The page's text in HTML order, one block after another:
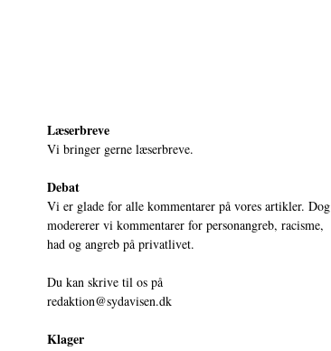
Læserbreve
Vi bringer gerne læserbreve.
Debat
Vi er glade for alle kommentarer på vores artikler. Dog
modererer vi kommentarer for personangreb, racisme,
had og angreb på privatlivet.
Du kan skrive til os på
redaktion@sydavisen.dk
Klager